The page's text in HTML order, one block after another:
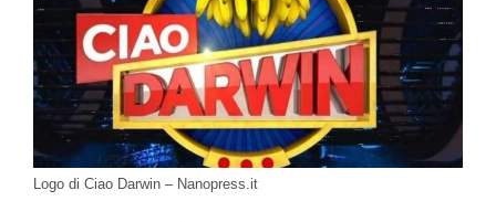
Logo di Ciao Darwin – Nanopress.it